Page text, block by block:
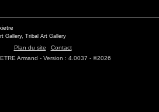
Gallery, Tribal Art Gallery
Plan du site
Contact
Armand - Version : 4.0037 - ©2026